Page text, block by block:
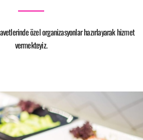
özel organizasyonlar hazırlayarak hizmet
vermekteyiz.